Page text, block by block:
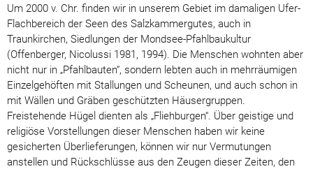
Um 2000 v. Chr. finden wir in unserem Gebiet im damaligen Ufer-
Flachbereich der Seen des Salzkammergutes, auch in
Traunkirchen, Siedlungen der Mondsee-Pfahlbaukultur
(Offenberger, Nicolussi 1981, 1994). Die Menschen wohnten aber
nicht nur in „Pfahlbauten“, sondern lebten auch in mehrräumigen
Einzelgehöften mit Stallungen und Scheunen, und auch schon in
mit Wällen und Gräben geschützten Häusergruppen.
Freistehende Hügel dienten als „Fliehburgen“. Über geistige und
religiöse Vorstellungen dieser Menschen haben wir keine
gesicherten Überlieferungen, können wir nur Vermutungen
anstellen und Rückschlüsse aus den Zeugen dieser Zeiten, den